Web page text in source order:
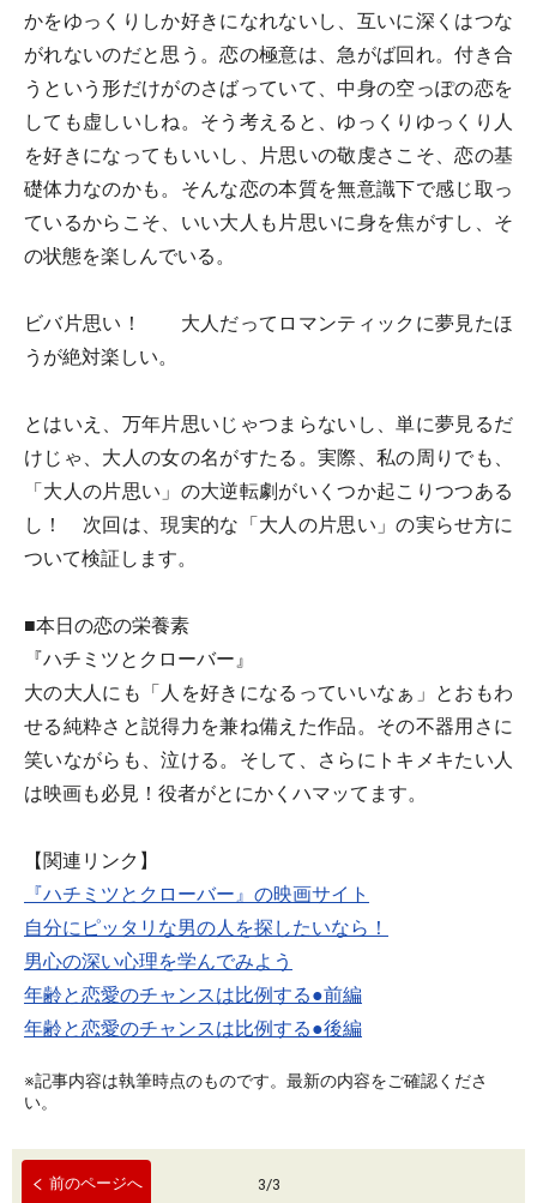
かをゆっくりしか好きになれないし、互いに深くはつな
がれないのだと思う。恋の極意は、急がば回れ。付き合
うという形だけがのさばっていて、中身の空っぽの恋を
しても虚しいしね。そう考えると、ゆっくりゆっくり人
を好きになってもいいし、片思いの敬虔さこそ、恋の基
礎体力なのかも。そんな恋の本質を無意識下で感じ取っ
ているからこそ、いい大人も片思いに身を焦がすし、そ
の状態を楽しんでいる。
ビバ片思い！ 大人だってロマンティックに夢見たほ
うが絶対楽しい。
とはいえ、万年片思いじゃつまらないし、単に夢見るだ
けじゃ、大人の女の名がすたる。実際、私の周りでも、
「大人の片思い」の大逆転劇がいくつか起こりつつある
し！ 次回は、現実的な「大人の片思い」の実らせ方に
ついて検証します。
■本日の恋の栄養素
『ハチミツとクローバー』
大の大人にも「人を好きになるっていいなぁ」とおもわ
せる純粋さと説得力を兼ね備えた作品。その不器用さに
笑いながらも、泣ける。そして、さらにトキメキたい人
は映画も必見！役者がとにかくハマッてます。
【関連リンク】
『ハチミツとクローバー』の映画サイト
自分にピッタリな男の人を探したいなら！
男心の深い心理を学んでみよう
年齢と恋愛のチャンスは比例する●前編
年齢と恋愛のチャンスは比例する●後編
※記事内容は執筆時点のものです。最新の内容をご確認くださ
い。
前のページへ 3/3